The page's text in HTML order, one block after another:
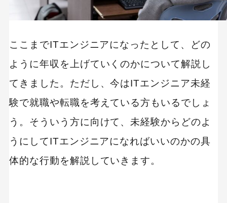
ここまでITエンジニアになったとして、どの
ように年収を上げていくのかについて解説し
てきました。ただし、今はITエンジニア未経
験で就職や転職を考えている方もいるでしょ
う。そういう方に向けて、未経験からどのよ
うにしてITエンジニアになればいいのかの具
体的な行動を解説していきます。